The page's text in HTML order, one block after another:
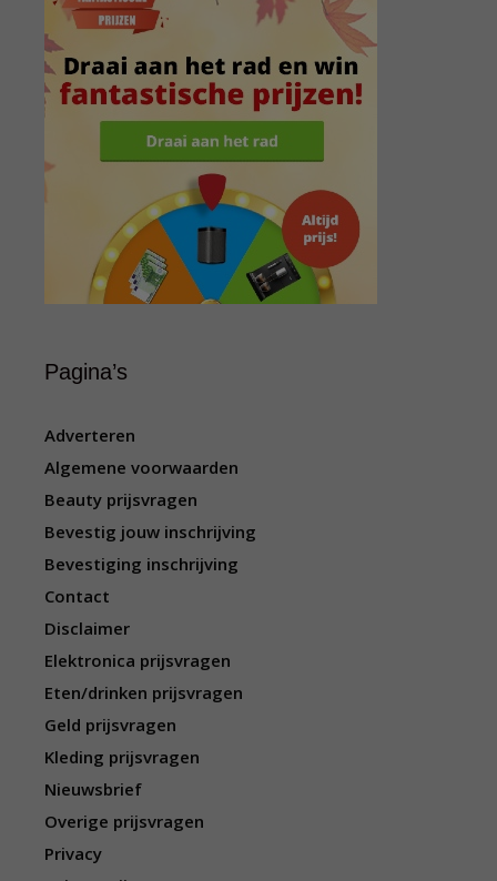
Pagina’s
Adverteren
Algemene voorwaarden
Beauty prijsvragen
Bevestig jouw inschrijving
Bevestiging inschrijving
Contact
Disclaimer
Elektronica prijsvragen
Eten/drinken prijsvragen
Geld prijsvragen
Kleding prijsvragen
Nieuwsbrief
Overige prijsvragen
Privacy